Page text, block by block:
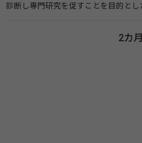
診断し専門研究を促すことを目的と
法人 骨粗鬆症財団 世界骨粗鬆症デー
2カ